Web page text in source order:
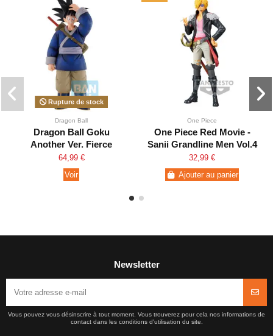
Rupture de stock
Dragon Ball
Dragon Ball Goku
Another Ver. Fierce
Fighting !! World
Tournament Ichibansho
64,99 €
Voir
One Piece
One Piece Red Movie -
Sanji Grandline Men Vol.4
32,99 €
Ajouter au panier
Newsletter
Vous pouvez vous désinscrire à tout moment. Vous trouverez pour cela nos informations de
contact dans les conditions d'utilisation du site.